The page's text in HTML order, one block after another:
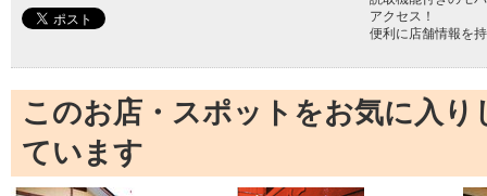
アクセス！
便利に店舗情報を
このお店・スポットをお気に入
ています